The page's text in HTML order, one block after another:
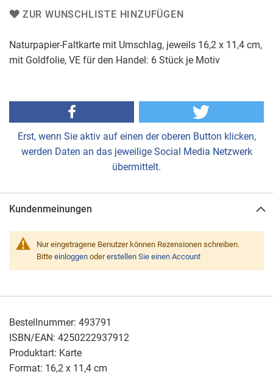
Bestellnummer: 493791
ISBN/EAN: 4250222937912
Produktart: Karte
Format: 16,2 x 11,4 cm
ZUR WUNSCHLISTE HINZUFÜGEN
Naturpapier-Faltkarte mit Umschlag, jeweils 16,2 x 11,4 cm,
mit Goldfolie, VE für den Handel: 6 Stück je Motiv
Erst, wenn Sie aktiv auf einen der oberen Button klicken,
werden Daten an das jeweilige Social Media Netzwerk
übermittelt.
Kundenmeinungen
Nur eingetragene Benutzer können Rezensionen schreiben.
Bitte einloggen odererstellen Sie einen Account